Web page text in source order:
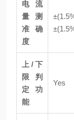
电流
量测
准确
度
上/下
限判
定功
能
Yes